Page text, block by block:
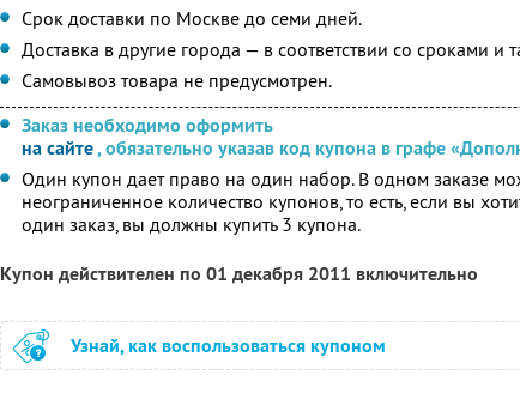
Срок доставки по Москве до семи дней.
Доставка в другие города — в соответствии со сроками и
Самовывоз товара не предусмотрен.
Заказ необходимо оформить
на сайте, обязательно указав код купона в графе
Один купон дает право на один набор. В одном заказе
неограниченное количество купонов, то есть, если вы
один заказ, вы должны купить 3 купона.
Купон действителен по 01 декабря 2011 включительно
Узнай, как воспользоваться купоном